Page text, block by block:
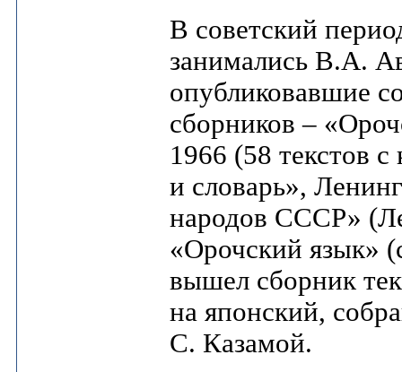
В советский
занимались В.А.
опубликовавшие
сборников –
1966 (58 текстов
и словарь»,
народов СССР»
«Орочский язык»
вышел сборник
на японский,
С. Казамой.